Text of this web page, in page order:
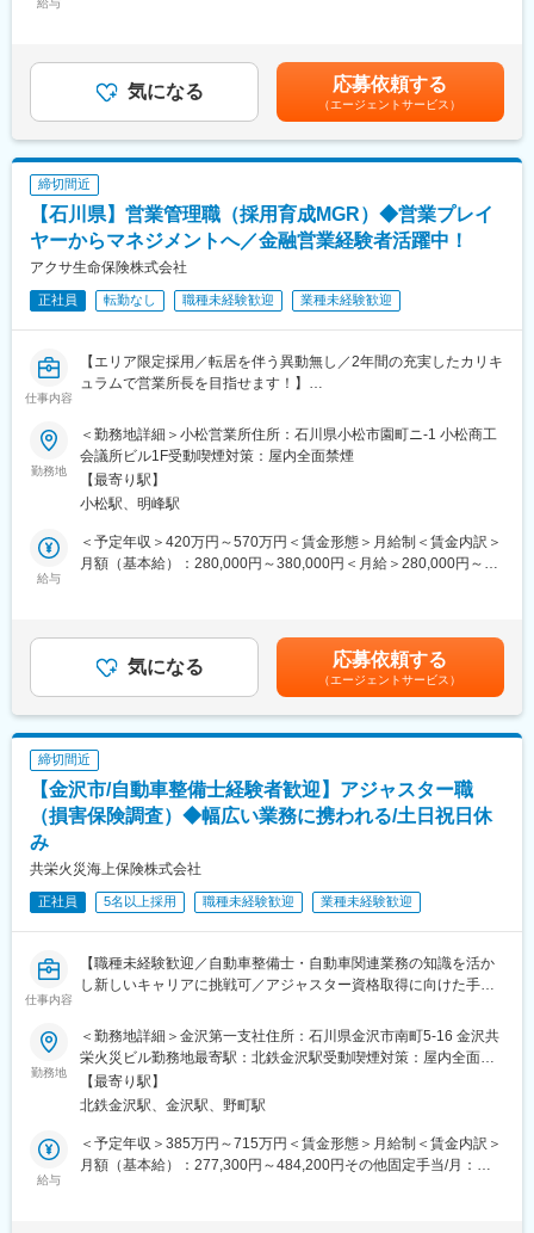
『プラチナくるみん』に認定や、ホワイト500に9年連続該当をは
じめ、育児休暇の取得はもちろん、抜群の就業環境のため長く勤
務していただける環境です。
変更の範囲：会社の定める業務
せた最適な保険商品をご提案いただきます。
※来店型の保険ショップなので、新規開拓やお客さま宅訪問はな
■業務の特徴：
◇お客さまへの対応（相談会）は平日は0～2件、土日は1～3件。
1回の相談会は平均約2時間。お客さまに来店していただくのは、
平均3回程度です。
当。お客さま一人ひとりに寄り添って対応することができます。
の契約手続きを行ないます。保険証券が到着したら、お客さまの
ご意向に沿っているかどうかを最終チェック。「契約して終わ
■仕事の進め方：
（1）来店されたお客さまに当社のことや、ご提案までの流れを説
明します。そして、お客さまの家族構成やご相談内容などを丁寧
てしまった時は?」など、お客さまが心配されていることもお伺い
することが大切です。
■入社から１年間のイメージ
・1ヶ月目…2ヶ月間集合研修（オンライン）でコツコツ、保険の
・3ヶ月目… 店舗配属、先輩のサポートをもらいながら、お客さ
まへの案内をスタート
・5ヶ月目…1人で案内をスタート。研修カリキュラムもステップ
アップし、成長を実感
・12ヶ月目…後輩に教えられるぐらいに成長
変更の範囲：会社の定める業務
給与
有＜給与補足＞※初期年収は、経験・能力などを考慮の上、年齢
給、職能級により決定します（各種手当等込）■昇給：年1回■賞
与：年2回賃金はあくまでも目安の金額であり、選考を通じて上下
する可能性があります。月給(月額)は固定手当を含めた表記です。
気になる 応募依頼する
（エージェントサービス）
締切間近
【石川県】営業管理職（採用育成MGR）◆営業プレイ
ヤーからマネジメントへ／金融営業経験者活躍中！
アクサ生命保険株式会社
正社員 転勤なし 職種未経験歓迎 業種未経験歓迎
仕事内容
【エリア限定採用／転居を伴う異動無し／2年間の充実したカリキ
ュラムで営業所長を目指せます！】
■業務内容
アクサアドバイザー（営業社員）の採用・育成・組織マネジメン
トを担当頂きます。優秀な社員を採用し研修、ロープレ、同行に
よる実践指導、対面実施より自立できる社員を育成し、支社長、
営業所長の指導の下、組織を拡大しマネジメントスキルを学んで
頂きます。
そして入社3年後を目標に営業所長へキャリアアップを目指してい
採用育成マネージャー⇒営業所長⇒支社長⇒営業局長⇒本部長
※モデル年収
採用育成マネージャー：420～878万円※平均640万円
同社の魅力
■圧倒的な早期キャリアUP
金融機関では、営業管理職登用に長い期間を要しますが、同社で
向けて2年間の充実したカリキュラムを実施します。そのため地方
銀行、信用金庫、共済などの保険業界未経験者の方々も入社いた
■充実した2年間の育成カリキュラム
採用育成マネジャーが必要とする採用・育成の基礎を学ぶため入
業所でOJTを実施します。
2年間、本社・支社・営業所が一体となって業務に必要な知識や実
践的なスキルを磨いていただくために一人ひとりが着実に成長で
きる環境を整えバックアップします。
■商工会議所とのパートナーシップ
同社は古くから全国の商工会議所／商工会と連携し、地域経済の
勤務地
＜勤務地詳細＞小松営業所住所：石川県小松市園町ニ-1 小松商工
会議所ビル1F受動喫煙対策：屋内全面禁煙
【最寄り駅】
小松駅、明峰駅
給与
＜予定年収＞420万円～570万円＜賃金形態＞月給制＜賃金内訳＞
月額（基本給）：280,000円～380,000円＜月給＞280,000円～
じて上下する可能性があります。月給(月額)は固定手当を含めた表
記です。気になる 応募依頼する
（エージェントサービス）
締切間近
【金沢市/自動車整備士経験者歓迎】アジャスター職
（損害保険調査）◆幅広い業務に携われる/土日祝日休
み
共栄火災海上保険株式会社
正社員 5名以上採用 職種未経験歓迎 業種未経験歓迎
仕事内容
【職種未経験歓迎／自動車整備士・自動車関連業務の知識を活か
し新しいキャリアに挑戦可／アジャスター資格取得に向けた手厚
■業務内容
アジャスターは、保険に加入しているお客さまが自動車事故に遭
った際、正確な事故状況を調べ、適正な修理費を算出し、示談交
渉などの業務を担当します。修理方法や傷の確認といった自動車
整備士の知識を活かすことができます。整備士としての業務も一
部あります。1案件を1名で担当しますが、難しい案件は3名体制
で臨むなど、業務としてのフォロー体制は万全です。
勤務地
＜勤務地詳細＞金沢第一支社住所：石川県金沢市南町5-16 金沢共
栄火災ビル勤務地最寄駅：北鉄金沢駅受動喫煙対策：屋内全面禁
煙変更の範囲：会社の定める事業所（リモートワーク含む）
【最寄り駅】
北鉄金沢駅、金沢駅、野町駅
給与
＜予定年収＞385万円～715万円＜賃金形態＞月給制＜賃金内訳＞
月額（基本給）：277,300円～484,200円その他固定手当/月：